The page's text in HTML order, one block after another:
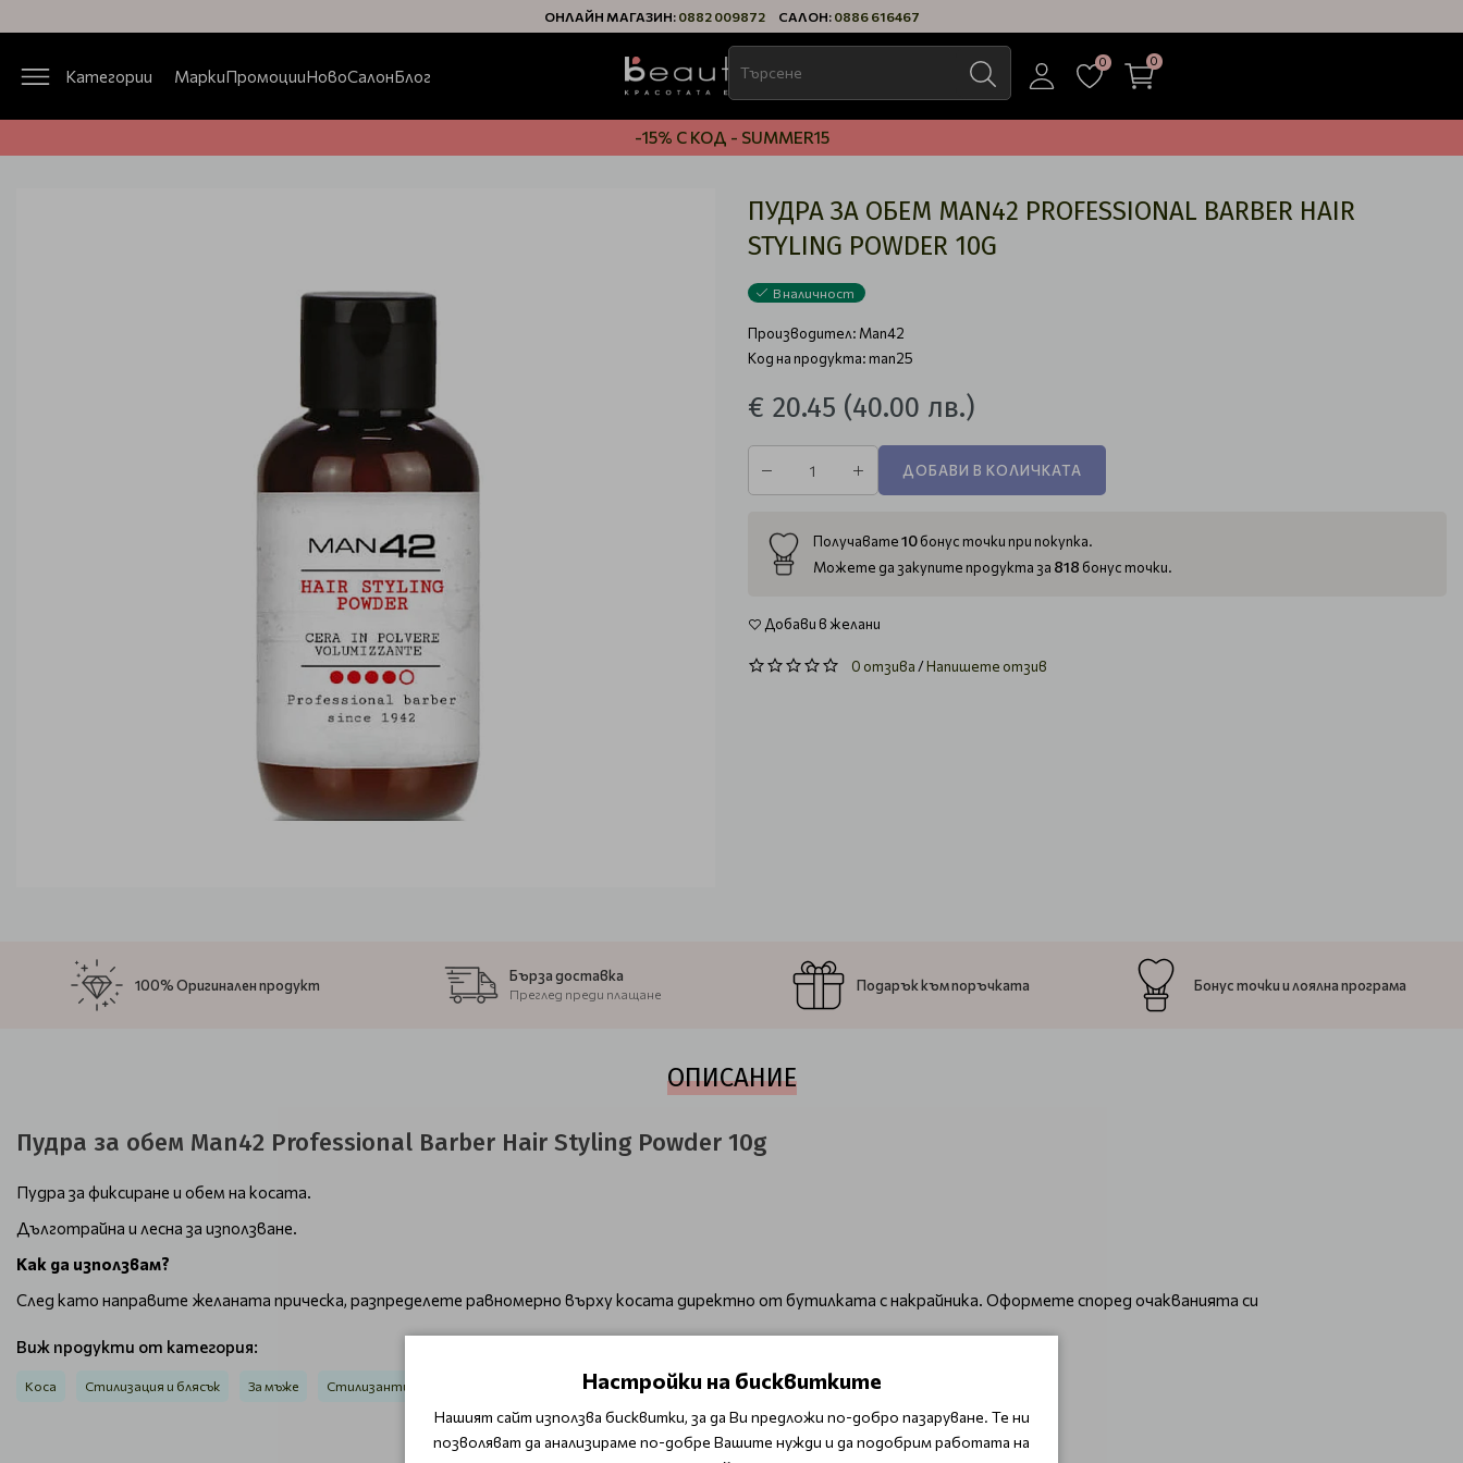
ОНЛАЙН МАГАЗИН: 0882 009872 САЛОН: 0886 616467
Категории МаркиПромоцииНовоСалонБлог
0 0
-15% С КОД - SUMMER15
ПУДРА ЗА ОБЕМ MAN42 PROFESSIONAL BARBER HAIR
STYLING POWDER 10G
В наличност
Производител: Man42
Код на продукта: man25
€ 20.45 (40.00 лв.)
ДОБАВИ В КОЛИЧКАТА
Получавате10бонус точки при покупка.
Можете да закупите продукта за 818 бонус точки.
Добави в желани
0 отзива/Напишете отзив
100% Оригинален продукт
Бърза доставка
Преглед преди плащане
Подарък към поръчката Бонус точки и лоялна програма
ОПИСАНИЕ
Пудра за обем Man42 Professional Barber Hair Styling Powder 10g
Пудра за фиксиране и обем на косата.
Дълготрайна и лесна за използване.
Как да използвам?
След като направите желаната прическа, разпределете равномерно върху косата директно от бутилката с накрайника. Оформете според очакванията си
Виж продукти от категория:
Коса Стилизация и блясък За мъже Стилизанти за обем Настройки на бисквитките
Нашият сайт използва бисквитки, за да Ви предложи по-добро пазаруване. Те ни
позволяват да анализираме по-добре Вашите нужди и да подобрим работата на